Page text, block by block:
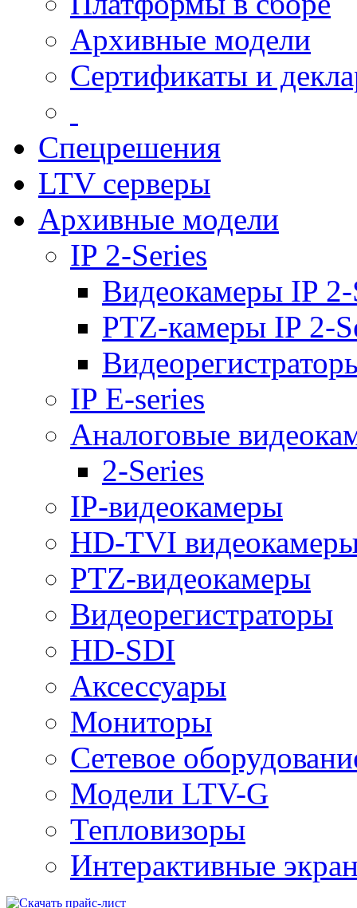
Архивные модели
Сертификаты и
Спецрешения
LTV серверы
Архивные модели
IP 2-Series
Видеокамеры IP 2-
PTZ-камеры IP 2-
IP E-series
Аналоговые
2-Series
IP-видеокамеры
HD-TVI
PTZ-видеокамеры
Видеорегистраторы
HD-SDI
Аксессуары
Мониторы
Сетевое
Модели LTV-G
Тепловизоры
Интерактивные